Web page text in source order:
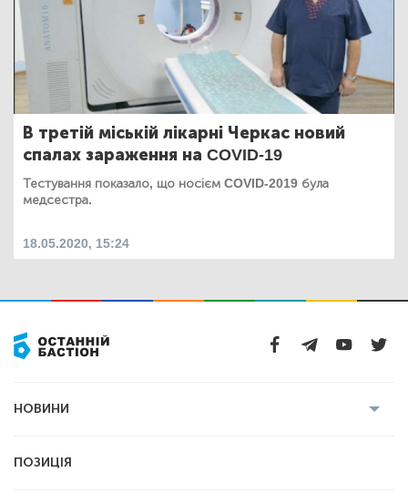
В третій міській лікарні Черкас новий
спалах зараження на COVID-19
Тестування показало, що носієм COVID-2019 була
медсестра.
18.05.2020, 15:24
НОВИНИ
ПОЗИЦІЯ